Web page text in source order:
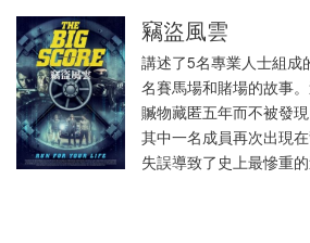
竊盜風雲
講述了5名專業人士組成
名賽馬場和賭場的故事
贓物藏匿五年而不被發
其中一名成員再次出現
失誤導致了史上最慘重